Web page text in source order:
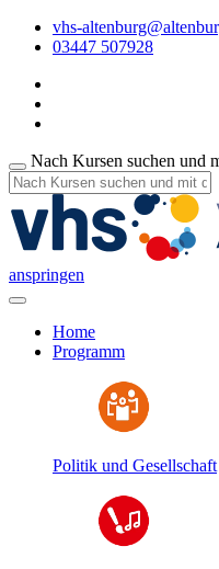
vhs-
03447 507928
Nach Kursen suchen und
anspringen
Home
Programm
Politik und Gesellschaft